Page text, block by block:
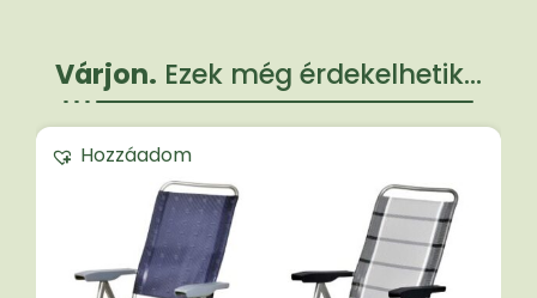
Várjon. Ezek még érdekelhetik...
Hozzáadom